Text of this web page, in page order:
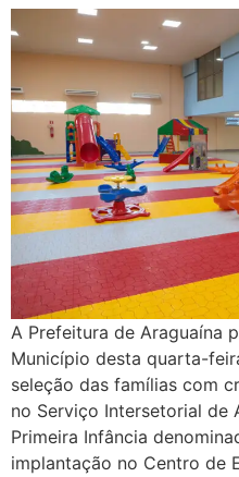
A Prefeitura de Araguaína
Município desta quarta-
seleção das famílias com
no Serviço Intersetorial de
Primeira Infância
implantação no Centro de